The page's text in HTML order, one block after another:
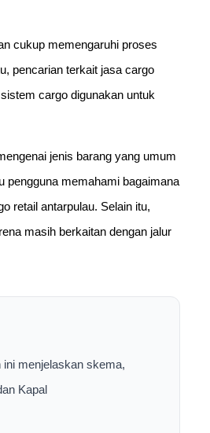
cukup memengaruhi proses
pencarian terkait jasa cargo
cargo digunakan untuk
jenis barang yang umum
pengguna memahami bagaimana
retail antarpulau. Selain itu,
masih berkaitan dengan jalur
menjelaskan skema,
Kapal